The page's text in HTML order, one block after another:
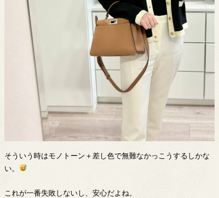
そういう時はモノトーン＋差し色で無難なかっこうするしかな
い。
これが一番失敗しないし、安心だよね。